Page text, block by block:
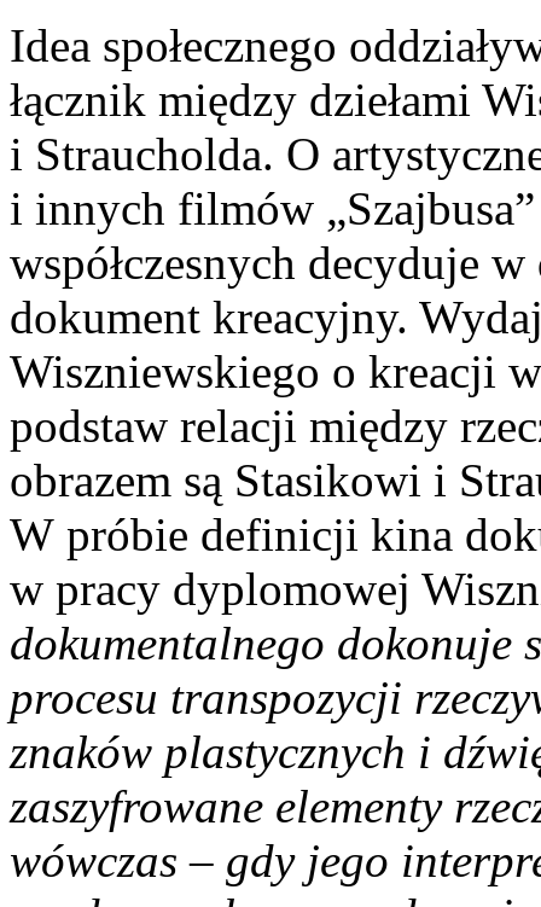
Idea społecznego
łącznik między dziełami
i Straucholda. O
i innych filmów
współczesnych decyduje
dokument kreacyjny.
Wiszniewskiego o kreacji
podstaw relacji między
obrazem są Stasikowi i
W próbie definicji kina
w pracy dyplomowej
dokumentalnego dokonuje
procesu transpozycji
znaków plastycznych i
zaszyfrowane elementy
wówczas – gdy jego